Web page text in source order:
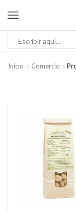
Inicio Comercio